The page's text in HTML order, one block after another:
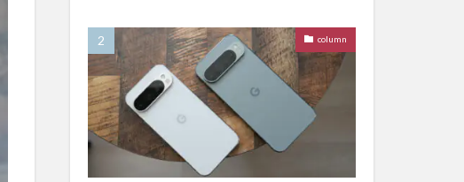
column